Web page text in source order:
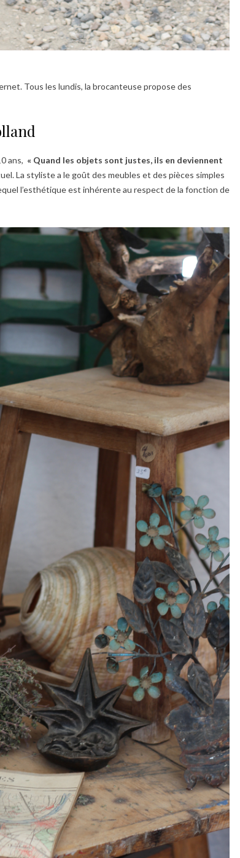
Tous les lundis, la brocanteuse propose des
ans, « Quand les objets sont justes, ils en deviennent
La styliste a le goût des meubles et des pièces simples
l’esthétique est inhérente au respect de la fonction de